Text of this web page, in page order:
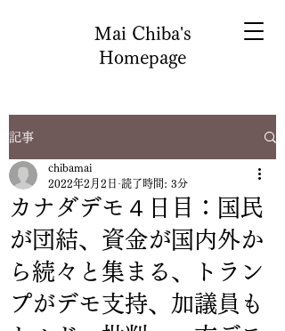
Mai Chiba's
Homepage
記事
カナダデモ４日目：国民
が団結、資金が国内外か
ら続々と集まる、トラン
プがデモ支持、加議員も
chibamai
2022年2月2日 読了時間: 3分